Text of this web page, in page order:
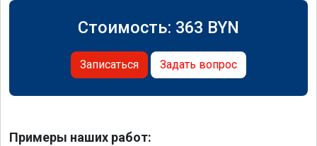
Стоимость: 363 BYN
Записаться Задать вопрос
Примеры наших работ: